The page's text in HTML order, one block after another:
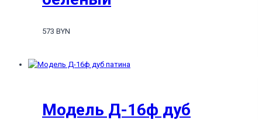
573 BYN
Модель Д-16ф дуб